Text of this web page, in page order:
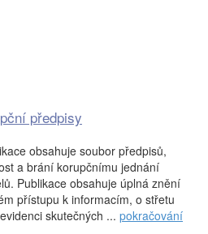
předpisy
obsahuje soubor předpisů,
a brání korupčnímu jednání
Publikace obsahuje úplná znění
přístupu k informacím, o střetu
skutečných ... pokračování